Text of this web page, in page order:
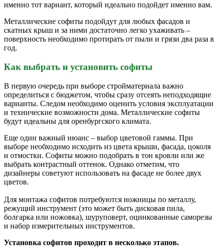
именно тот вариант, который идеально подойдет именно вам.
Металлические софиты подойдут для любых фасадов и
скатных крыш и за ними достаточно легко ухаживать –
поверхность необходимо протирать от пыли и грязи два раза в
год.
Как выбрать и установить софиты
В первую очередь при выборе стройматериала важно
определиться с бюджетом, чтобы сразу отсеять неподходящие
варианты. Следом необходимо оценить условия эксплуатации
и технические возможности дома. Металлические софиты
будут идеальны для оренбургского климата.
Еще один важный нюанс – выбор цветовой гаммы. При
выборе необходимо исходить из цвета крыши, фасада, цоколя
и отмостки. Софиты можно подобрать в тон кровли или же
выбрать контрастный оттенок. Однако отметим, что
дизайнеры советуют использовать на фасаде не более двух
цветов.
Для монтажа софитов потребуются ножницы по металлу,
режущий инструмент (это может быть дисковая пила,
болгарка или ножовка), шуруповерт, оцинкованные саморезы
и набор измерительных инструментов.
Установка софитов проходит в несколько этапов.